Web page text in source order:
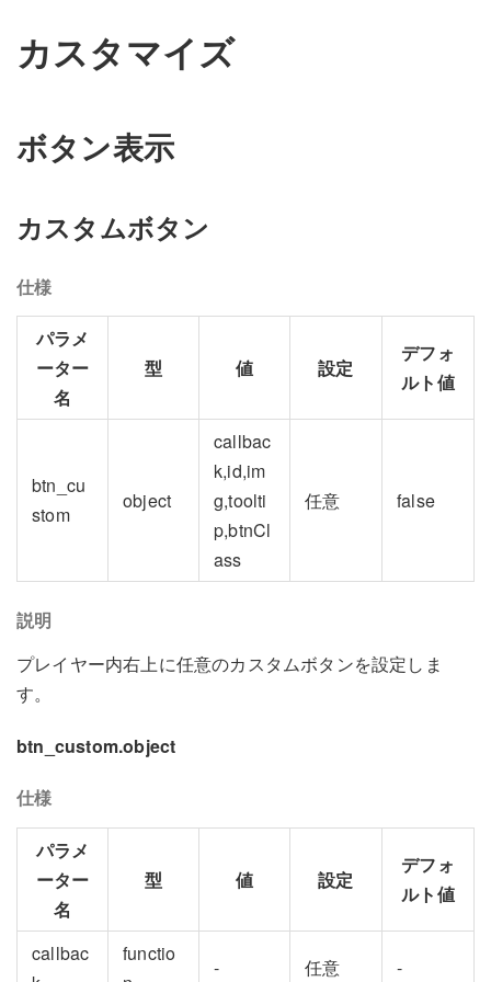
カスタマイズ
ボタン表示
カスタムボタン
仕様
パラメ
ーター
名
型 値 設定
デフォ
ルト値
btn_cu
stom
object
callbac
k,id,im
g,toolti
p,btnCl
ass
任意 false
説明
プレイヤー内右上に任意のカスタムボタンを設定しま
す。
btn_custom.object
仕様
パラメ
ーター
名
型 値 設定
デフォ
ルト値
callbac
functio
- 任意 -